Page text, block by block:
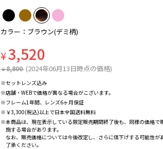
カラー：ブラウン(デミ柄)
¥3,520
¥ 8,800 (2024年06月13日時点の価格)
※セットレンズ込み
※店舗・WEBで価格が異なる場合がこざいます。
※フレーム1年間、レンズ6ヶ月保証
※￥3,300(税込)以上で日本全国送料無料
※本商品は、現在表示している限定販売期間終了後も、同様の価格で
施する場合があります。
なお、販売価格については今後改定し、さらに値下げする可能性が
了承ください。